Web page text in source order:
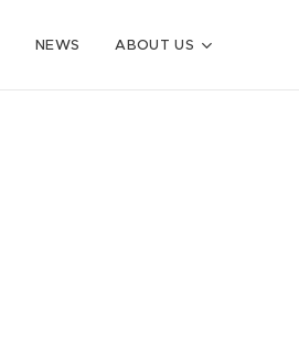
NEWS ABOUT US